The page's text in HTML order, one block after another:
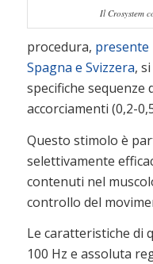
Il Crosystem
procedura, presente
Spagna e Svizzera,
specifiche sequenze
accorciamenti (0,2-
Questo stimolo è
selettivamente
contenuti nel
controllo del
Le caratteristiche di
100 Hz e assoluta